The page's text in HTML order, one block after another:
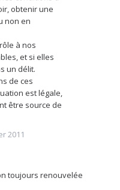
obtenir une
non en
à nos
et si elles
un délit.
de ces
est légale,
être source de
2011
toujours renouvelée